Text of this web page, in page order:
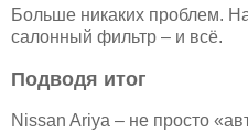
Больше никаких проблем.
салонный фильтр – и всё.
Подводя итог
Nissan Ariya – не просто